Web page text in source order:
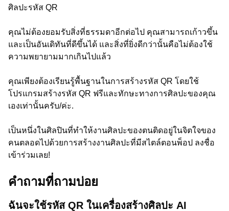
ศิลปะรหัส QR
คุณไม่ต้องยอมรับสิ่งที่ธรรมดาอีกต่อไป คุณสามารถเก้าวขึ้น
และเป็นอันเดิทันที่ดีขึ้นได้ และสิ่งที่ยิ่งดีกว่านั้นคือไม่ต้องใช้
ความพยายามมากเกินไปแล้ว
คุณเพียงต้องเรียนรู้พื้นฐานในการสร้างรหัส QR โดยใช้
โปรแกรมสร้างรหัส QR ฟรีและทักษะทางการศิลปะของคุณ
เองเท่านั้นครับ/ค่ะ.
เป็นหนึ่งในศิลปินที่ทำให้งานศิลปะของตนติดอยู่ในจิตใจของ
คนตลอดไปด้วยการสร้างงานศิลปะที่มีสไตล์ตอนพ็อป ลงชื่อ
เข้าร่วมเลย!
คำถามที่ถามบ่อย
ฉันจะใช้รหัส QR ในเครื่องสร้างศิลปะ AI